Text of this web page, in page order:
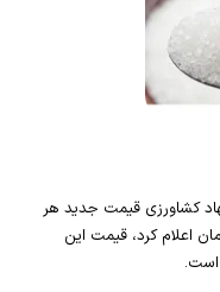
کشاورزی قیمت جدید هر
مصرف‌کننده را ۲۸هزار تومان اعلام کرد، قیمت این